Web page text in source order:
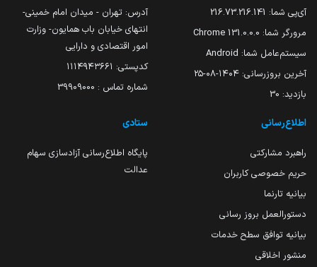
آی‌پی شما: 216.73.216.141
مرورگر شما: 131.0.0.0 Chrome
سیستم‌عامل شما: Android
آخرین بروزرسانی: ۱۴۰۴-۰۸-۲۵
بازدید: 30
آدرس: تهران - میدان امام خمینی-
انتهای خیابان باب همایون- وزارت
امور اقتصادی و دارایی
کدپستی: ۱۱۱۴۹۴۳۶۶۱
شماره تماس : 39909000
اطلاع‌رسانی
راهبرد مشارکتی
حریم خصوصی کاربران
بیانیه تارنما
دستورالعمل بروز رسانی
بیانیه توافق سطح خدمات
منشور اخلاقی
ستادی
پایگاه اطلاع‌رسانی آزادسازی سهام
عدالت